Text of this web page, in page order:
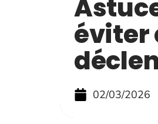
éviter
02/03/2026